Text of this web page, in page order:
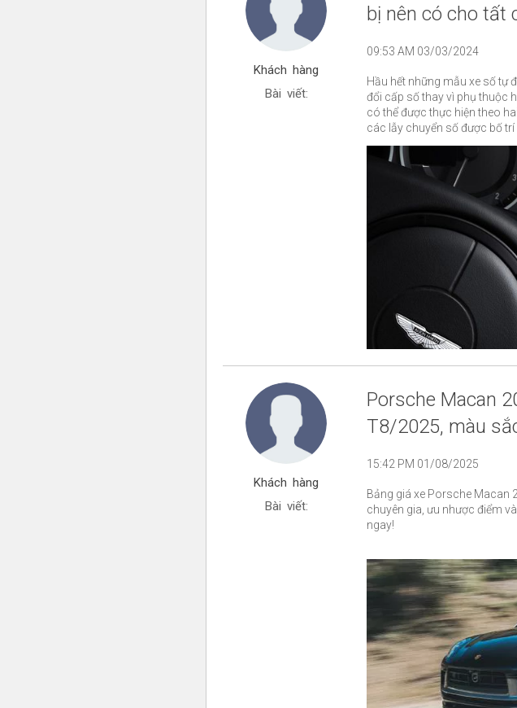
Khách hàng
Bài viết:
bị nên có cho tất
09:53 AM 03/03/2024
Hầu hết những mẫu xe số tự
đổi cấp số thay vì phụ thuộc
có thể được thực hiện theo
các lẫy chuyển số được bố trí ngay phía sau
sẽ tập trung vào lẫy chuyển
trên các dòng xe phổ thông.
Khách hàng
Bài viết:
Porsche Macan
T8/2025, màu
15:42 PM 01/08/2025
Bảng giá xe Porsche Macan
chuyên gia, ưu nhược điểm
ngay!